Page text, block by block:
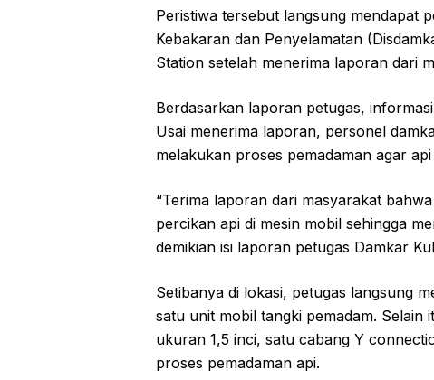
Peristiwa tersebut langsung mendapat
Kebakaran dan Penyelamatan
Station setelah menerima laporan dari
Berdasarkan laporan petugas,
Usai menerima laporan, personel
melakukan proses pemadaman agar
“Terima laporan dari masyarakat
percikan api di mesin mobil sehingga
demikian isi laporan petugas Damkar
Setibanya di lokasi, petugas langsung
satu unit mobil tangki pemadam. Selain
ukuran 1,5 inci, satu cabang Y
proses pemadaman api.